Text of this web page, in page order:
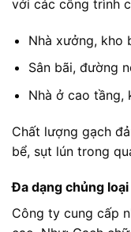
với các công trình
Nhà xưởng, kho
Sân bãi, đường
Nhà ở cao tầng,
Chất lượng gạch
bể, sụt lún trong
Đa dạng chủng
Công ty cung cấp